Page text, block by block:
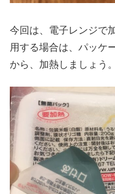
今回は、電子レンジで
用する場合は、パッケ
から、加熱しましょう。